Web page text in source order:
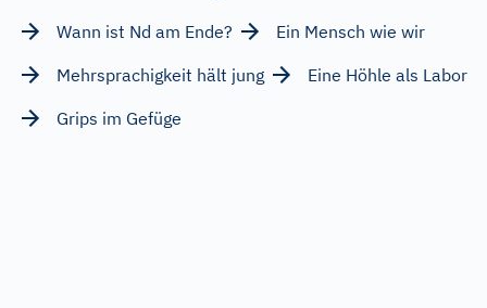
Wann ist Nd am Ende?
Ein Mensch wie wir
Mehrsprachigkeit hält jung
Eine Höhle als Labor
Grips im Gefüge